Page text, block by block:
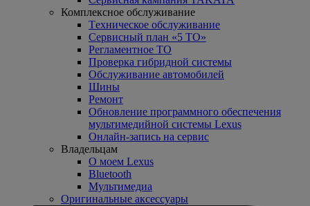
Комплексное обслуживание
Tехническое обслуживание
Сервисный план «5 ТО»
Регламентное ТО
Проверка гибридной системы
Oбслуживание автомобилей
Шины
Ремонт
Обновление программного обеспечения
мультимедийной системы Lexus
Онлайн-запись на сервис
Владельцам
O моем Lexus
Bluetooth
Mультимедиа
Оригинальные аксессуары